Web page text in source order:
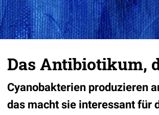
Das Antibiotikum,
Cyanobakterien produzieren
das macht sie interessant für